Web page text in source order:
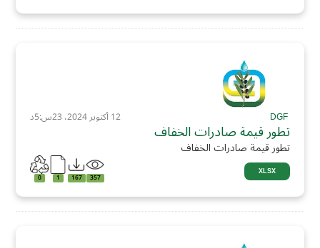
DGF 12 أكتوبر 2024، 23س:5د
تطور قيمة صادرات الخفاف
تطور قيمة صادرات الخفاف
XLSX
357
167
1
0